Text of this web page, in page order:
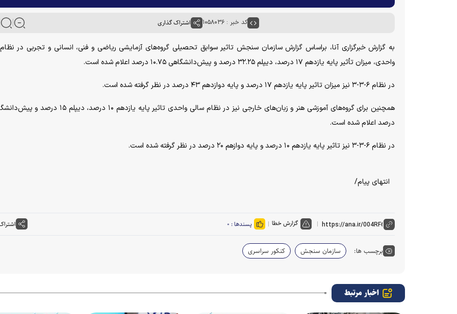
کد خبر : ۱۰۵۸۰۳۶ اشتراک گذاری
به گزارش خبرگزاری آنا، براساس گزارش سازمان سنجش تاثیر سوابق تحصیلی گروه‌های آزمایشی ریاضی و فنی، انسانی و تجربی در
واحدی، میزان تأثیر پایه یازدهم ۱۷ درصد، دیپلم ۳۲.۲۵ درصد و پیش‌دانشگاهی ۱۰.۷۵ درصد اعلام شده است.
در نظام ۶-۳-۳ نیز میزان تاثیر پایه یازدهم ۱۷ درصد و پایه دوازدهم ۴۳ درصد در نظر گرفته شده است.
درصد اعلام شده است.
در نظام ۶-۳-۳ نیز تاثیر پایه یازدهم ۱۰ درصد و پایه دوازهم ۲۰ درصد در نظر گرفته شده است.
انتهای پیام/
گزارش خطا پسندها : ۰
برچسب ها: سازمان سنجش کنکور سراسری
اخبار مرتبط